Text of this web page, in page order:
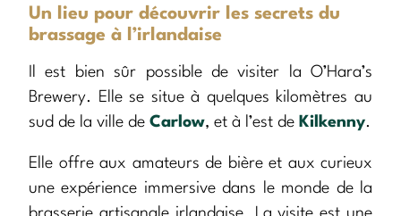
Un lieu pour découvrir les secrets du
brassage à l’irlandaise
Il est bien sûr possible de visiter la O’Hara’s
Brewery. Elle se situe à quelques kilomètres au
sud de la ville de Carlow, et à l’est de Kilkenny.
Elle offre aux amateurs de bière et aux curieux
une expérience immersive dans le monde de la